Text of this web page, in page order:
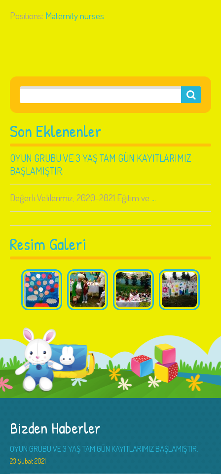
Son Eklenenler
OYUN GRUBU VE 3 YAŞ TAM GÜN KAYITLARIMIZ
BAŞLAMIŞTIR.
Değerli Velilerimiz; 2020-2021 Eğitim ve ...
Resim Galeri
Positions: Maternity nurses
Bizden Haberler
OYUN GRUBU VE 3 YAŞ TAM GÜN KAYITLARIMIZ BAŞLAMIŞTIR.
23 Şubat 2021